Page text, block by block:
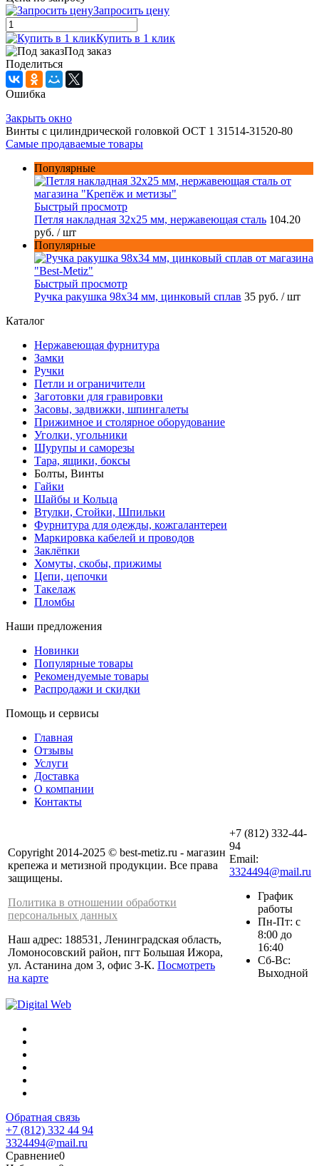
Запросить цену
Купить в 1 клик
Под заказ
Поделиться
Ошибка
Закрыть окно
Винты с цилиндрической головкой ОСТ 1 31514-31520-80
Самые продаваемые товары
Популярные
Быстрый просмотр
Петля накладная 32х25 мм, нержавеющая сталь 104.20
руб. / шт
Популярные
Быстрый просмотр
Ручка ракушка 98x34 мм, цинковый сплав 35 руб. / шт
Каталог
Нержавеющая фурнитура
Замки
Ручки
Петли и ограничители
Заготовки для гравировки
Засовы, задвижки, шпингалеты
Прижимное и столярное оборудование
Уголки, угольники
Шурупы и саморезы
Тара, ящики, боксы
Болты, Винты
Гайки
Шайбы и Кольца
Втулки, Стойки, Шпильки
Фурнитура для одежды, кожгалантереи
Маркировка кабелей и проводов
Заклёпки
Хомуты, скобы, прижимы
Цепи, цепочки
Такелаж
Пломбы
Наши предложения
Новинки
Популярные товары
Рекомендуемые товары
Распродажи и скидки
Помощь и сервисы
Главная
Отзывы
Услуги
Доставка
О компании
Контакты
Copyright 2014-2025 © best-metiz.ru - магазин
крепежа и метизной продукции. Все права
защищены.
Политика в отношении обработки
персональных данных
Наш адрес: 188531, Ленинградская область,
Ломоносовский район, пгт Большая Ижора,
ул. Астанина дом 3, офис 3-К. Посмотреть
на карте
+7 (812) 332-44-
94
Email:
3324494@mail.ru
График
работы
Пн-Пт: с
8:00 до
16:40
Сб-Вс:
Выходной
Обратная связь
+7 (812) 332 44 94
3324494@mail.ru
Сравнение0